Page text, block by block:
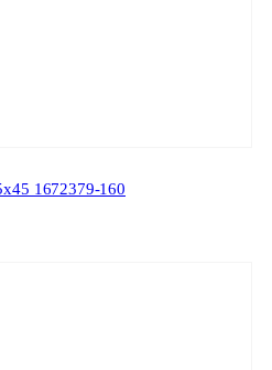
1672379-160